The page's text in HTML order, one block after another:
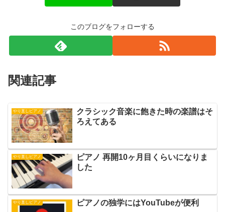
このブログをフォローする
関連記事
やり直しピアノ
クラシック音楽に飽きた時の楽譜はそ
ろえてある
やり直しピアノ
ピアノ 再開10ヶ月目くらいになりま
した
やり直しピアノ ピアノの独学にはYouTubeが便利